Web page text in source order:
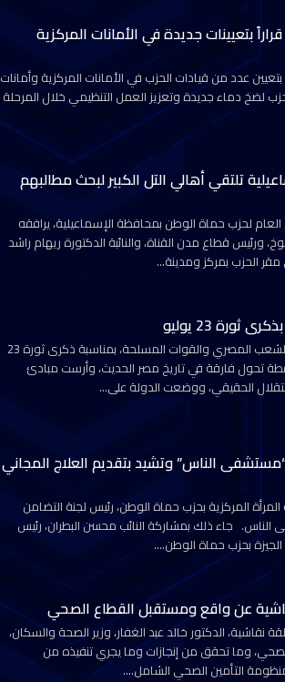
بتعيينات جديدة في الأمانات المركزية
عدد من قيادات الحزب في الأمانات المركزية وأمانات
لضخ دماء جديدة وتعزيز العمل التنظيمي خلال المرحلة
تلتقي أهالي التل الكبير لبحث مطالبهم
لحزب حماة الوطن بمحافظة الإسماعيلية، يرافقه
ورئيس قطاع مدن القناة، والنائبة الدكتورة ريهام راشد
الحزب بمركز ومدينة…
23 يوليو
يتقدم حزب حماة الوطن، بالتهنئة للشعب المصري والقوات المسلحة، بمناسبة ذكرى ثورة 23
مثلت نقطة تحول فارقة في تاريخ مصر الحديث، وأرست مبادئ
الحقيقي، ووضعت الدولة على…
الناس” وتشيد بتقديم العلاج المجاني
المركزية بحزب حماة الوطن، رئيس لجنة التضامن
جاء ذلك بمشاركة النائب محسن البطران، رئيس
الجيزة بحزب حماة الوطن.…
عن واقع ومستقبل القطاع الصحي
الدكتور خالد عبد الغفار، وزير الصحة والسكان،
وما تحقق من إنجازات وما يجري تنفيذه من
التأمين الصحي الشامل.…